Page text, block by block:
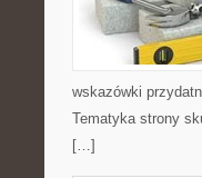
wskazówki
Tematyka strony
[…]